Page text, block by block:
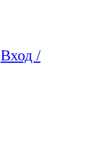
Вход /